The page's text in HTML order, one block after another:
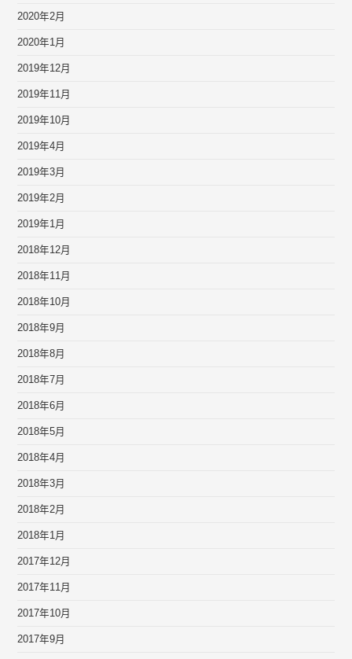
2020年2月
2020年1月
2019年12月
2019年11月
2019年10月
2019年4月
2019年3月
2019年2月
2019年1月
2018年12月
2018年11月
2018年10月
2018年9月
2018年8月
2018年7月
2018年6月
2018年5月
2018年4月
2018年3月
2018年2月
2018年1月
2017年12月
2017年11月
2017年10月
2017年9月